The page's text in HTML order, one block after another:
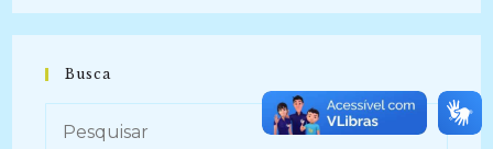
O
Ciberespacial
Busca